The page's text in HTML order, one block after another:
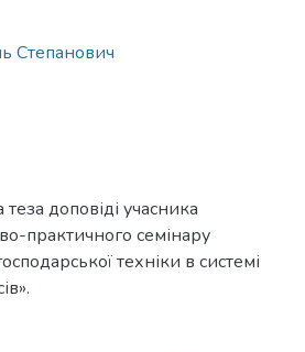
Степанович
теза доповіді учасника
практичного семінару
техніки в системі